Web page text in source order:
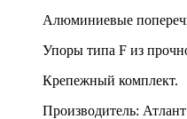
Алюминиевые
Упоры типа F из
Крепежный комплект.
Производитель: